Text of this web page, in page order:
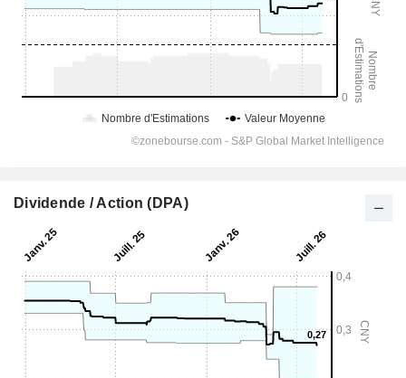
Dividende / Action (DPA)